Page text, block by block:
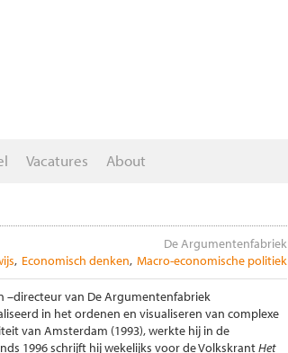
Vacatures About
De Argumentenfabriek
Economisch denken Macro-economische politiek
–directeur van De Argumentenfabriek
in het ordenen en visualiseren van complexe
van Amsterdam (1993), werkte hij in de
1996 schrijft hij wekelijks voor de VolkskrantHet